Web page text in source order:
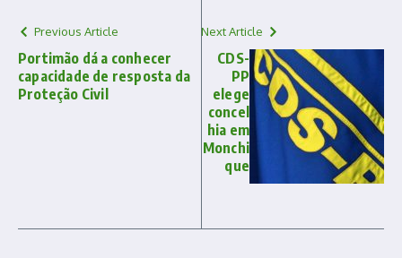
Previous Article
Portimão dá a conhecer
capacidade de resposta da
Proteção Civil
Next Article
CDS-
PP
elege
concel
hia em
Monchi
que